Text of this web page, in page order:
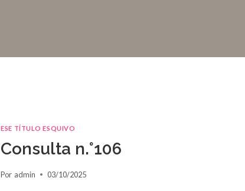
ESE TÍTULO ESQUIVO
Consulta n.°106
Por admin 03/10/2025